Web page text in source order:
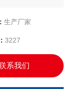
生产厂家
3227
系我们